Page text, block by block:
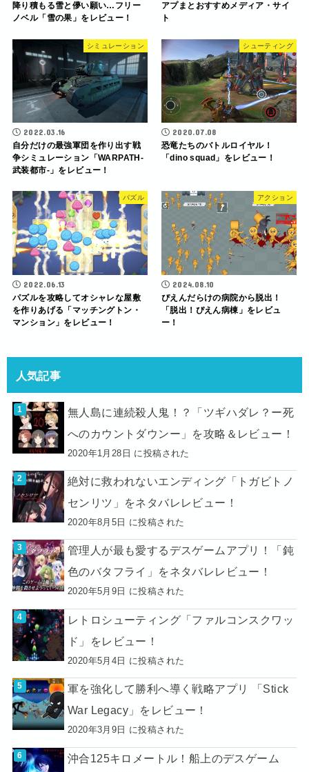
降り積もる雪と儚い願い…フリー
ノベル「雪の果」をレビュー！
アプまとおすすめメディア・サイ
ト
シミュレーション
2022.03.16
自分だけの最強軍団を作り出す戦
争シミュレーション「WARPATH-
武装都市-」をレビュー！
シューティング
2020.07.08
恐竜たちのバトルロイヤル！
「dino squad」をレビュー！
パズル
2022.06.13
パズルを攻略してオシャレな屋敷
を作りあげる「マッチングトン・
マンション」をレビュー！
アクション
2024.08.10
ぴえんだらけの病院から脱出！
「脱出！ぴえん病棟」をレビュ
ー！
人気記事
無人島に連続殺人鬼！？「ツギハダレ？ー死
へのカウントダウンー」を攻略＆レビュー！
2020年1月28日 に投稿された
絶対に救われないエンディング「トガビトノ
センリツ」をネタバレレビュー！
2020年8月5日 に投稿された
管理人が最も愛するデスゲームアプリ！「鈍
色のバタフライ」をネタバレレビュー！
2020年5月9日 に投稿された
レトロシューティング「ファルコンスクワッ
ド」をレビュー！
2020年5月4日 に投稿された
軍を強化して勝利へ導く戦略アプリ 「Stick
War Legacy」をレビュー！
2020年3月9日 に投稿された
沖合125キロメートル！船上のデスゲーム